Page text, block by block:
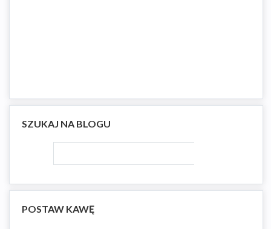
SZUKAJ NA BLOGU
POSTAW KAWĘ